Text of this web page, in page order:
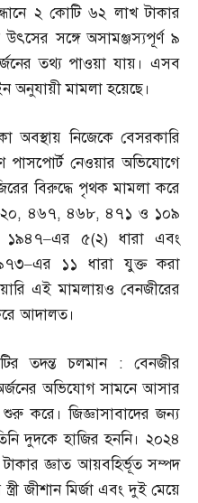
২ কোটি ৬২ লাখ টাকার
সঙ্গে অসামঞ্জস্যপূর্ণ ৯
তথ্য পাওয়া যায়। এসব
মামলা হয়েছে।
অবস্থায় নিজেকে বেসরকারি
পাসপোর্ট নেওয়ার অভিযোগে
বিরুদ্ধে পৃথক মামলা করে
, ৪৬৭,৪৬৮,৪৭১ ও ১০৯
১৯৪৭–এর ৫(২) ধারা এবং
–এর ১১ ধারা যুক্ত করা
এই মামলায়ও বেনজীরের
আদালত।
তদন্ত চলমান :বেনজীর
অভিযোগ সামনে আসার
করে। জিজ্ঞাসাবাদের জন্য
দুদকে হাজির হননি। ২০২৪
টাকার জ্ঞাত আয়বহির্ভূত সম্পদ
স্ত্রী জীশান মির্জা এবং দুই মেয়ে